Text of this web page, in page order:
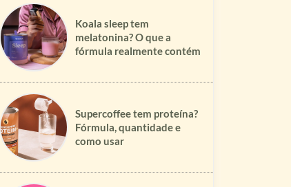
Koala sleep tem
melatonina? O que a
fórmula realmente contém
Supercoffee tem proteína?
Fórmula, quantidade e
como usar